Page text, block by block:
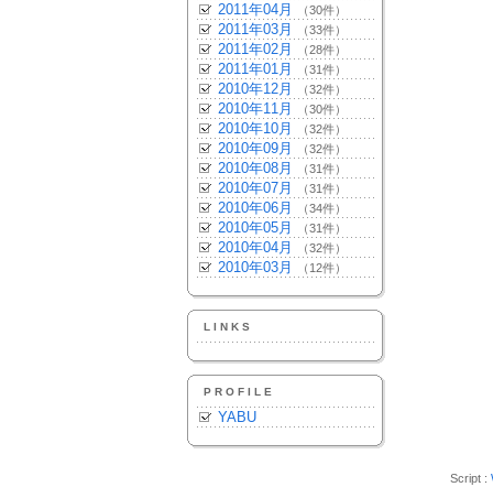
2011年04月 （30件）
2011年03月 （33件）
2011年02月 （28件）
2011年01月 （31件）
2010年12月 （32件）
2010年11月 （30件）
2010年10月 （32件）
2010年09月 （32件）
2010年08月 （31件）
2010年07月 （31件）
2010年06月 （34件）
2010年05月 （31件）
2010年04月 （32件）
2010年03月 （12件）
LINKS
PROFILE
YABU
Script :